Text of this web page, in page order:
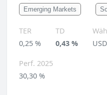
Emerging Markets
TER
0,25 %
TD
0,43 %
USD
Perf. 2025
30,30 %